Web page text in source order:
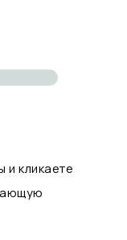
и кликаете